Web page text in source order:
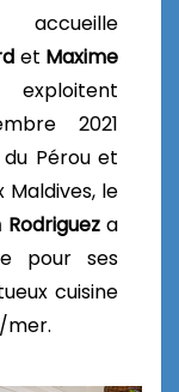
et Maxime
2021
Pérou et
le
a
pour ses
cuisine
mer.